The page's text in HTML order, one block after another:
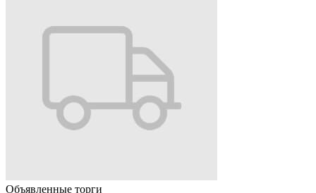
Объявленные торги